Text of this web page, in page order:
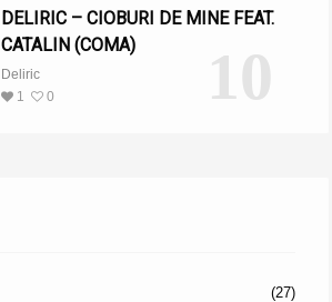
10
DELIRIC – CIOBURI DE MINE FEAT.
CATALIN (COMA)
Deliric
1
0
(27)